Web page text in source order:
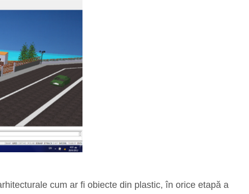
cum ar fi obiecte din plastic, în orice etapă a